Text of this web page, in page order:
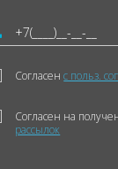
Согласенс польз.
Согласен на
рассылок